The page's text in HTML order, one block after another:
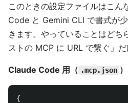
このときの設定ファイルはこん
Code と Gemini CLI で書式が
きます。やっていることはど
ストの MCP に URL で繋ぐ」だ
Claude Code 用（ .mcp.json ）
{